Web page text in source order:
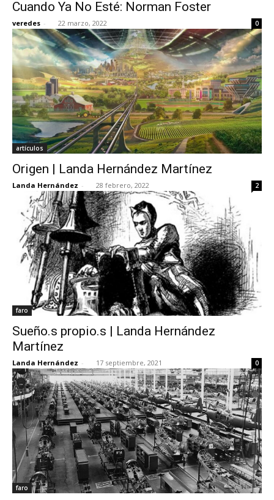
Cuando Ya No Esté: Norman Foster
veredes - 22 marzo, 2022 0
artículos
Origen | Landa Hernández Martínez
Landa Hernández - 28 febrero, 2022 2
faro
Sueño.s propio.s | Landa Hernández
Martínez
Landa Hernández - 17 septiembre, 2021 0
faro